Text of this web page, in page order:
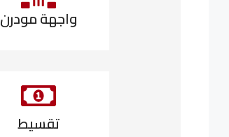
واجهة مودرن
تقسيط